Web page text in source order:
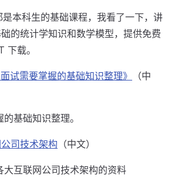
本科生的基础课程，我看了一下，讲
的统计学知识和数学模型，提供免费
下载。
面试需要掌握的基础知识整理》
（中
基础知识整理。
司技术架构 （中文）
大互联网公司技术架构的资料